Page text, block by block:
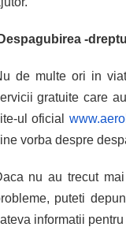
Despagubirea -
de multe ori in
gratuite care
ul oficial
vorba despre
nu au trecut
puteti
informatii